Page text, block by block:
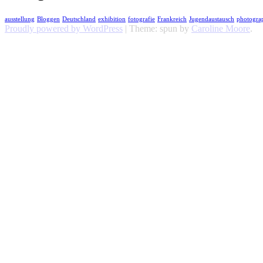
ausstellung Bloggen Deutschland exhibition fotografie Frankreich Jugendaustausch
Proudly powered by WordPress | Theme: spun by Caroline Moore.